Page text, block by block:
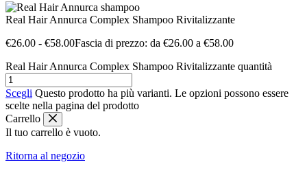
Real Hair Annurca Complex Shampoo Rivitalizzante
€26.00 - €58.00Fascia di prezzo: da €26.00 a €58.00
Real Hair Annurca Complex Shampoo Rivitalizzante quantità
Scegli Questo prodotto ha più varianti. Le opzioni possono essere
scelte nella pagina del prodotto
Carrello
Il tuo carrello è vuoto.
Ritorna al negozio